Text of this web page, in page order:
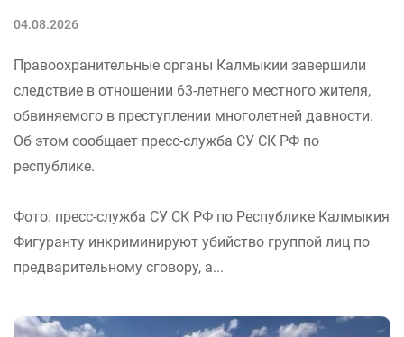
04.08.2026
Правоохранительные органы Калмыкии завершили
следствие в отношении 63-летнего местного жителя,
обвиняемого в преступлении многолетней давности.
Об этом сообщает пресс-служба СУ СК РФ по
республике.
Фото: пресс-служба СУ СК РФ по Республике Калмыкия
Фигуранту инкриминируют убийство группой лиц по
предварительному сговору, а...